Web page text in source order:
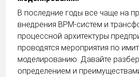
В последние годы все чаще на
внедрения BPM-систем и
процессной архитектуры
проводятся мероприятия по
моделированию. Давайте
определением и